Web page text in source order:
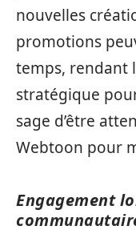
nouvelles
promotions
temps, rendant
stratégique
sage d’être
Webtoon pour
Engagement